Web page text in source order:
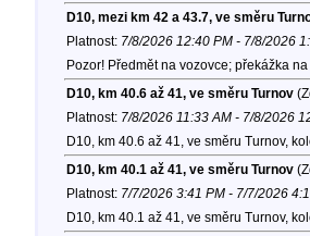
D10, mezi km 42 a 43.7, ve směru
Platnost: 7/8/2026 12:40 PM - 7/8/2026
Pozor! Předmět na vozovce; překážka
D10, km 40.6 až 41, ve směru Turnov
Platnost: 7/8/2026 11:33 AM - 7/8/2026
D10, km 40.6 až 41, ve směru Turnov,
D10, km 40.1 až 41, ve směru Turnov
Platnost: 7/7/2026 3:41 PM - 7/7/2026
D10, km 40.1 až 41, ve směru Turnov,